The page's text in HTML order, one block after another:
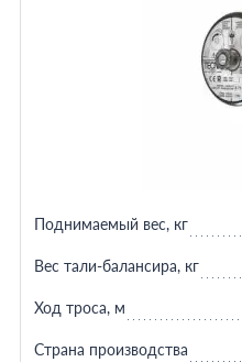
Поднимаемый вес, кг
Вес тали-балансира, кг
Ход троса, м
Страна производства